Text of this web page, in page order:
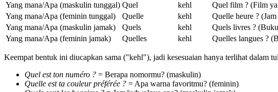
Yang mana/Apa (maskulin tunggal) Quel kehl
Quel film ? (Film
Yang mana/Apa (feminin tunggal)
Quelle kehl
Quelle heure ? (Jam
Yang mana/Apa (maskulin jamak)
Quels kehl
Quels livres ?
Yang mana/Apa (feminin jamak)
Quelles kehl Quelles langues ?
Keempat bentuk ini diucapkan sama ("kehl"), jadi kesesuaian hanya terlihat dalam
Quel est ton numéro ? = Berapa nomormu? (maskulin)
Quelle est ta couleur préférée ? = Apa warna favoritmu? (feminin)